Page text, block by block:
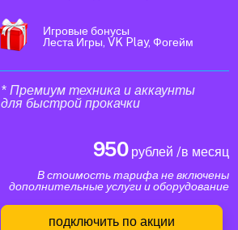
Игровые бонусы
Леста Игры, VK Play, Фогейм
* Премиум техника и аккаунты
для быстрой прокачки
950рублей /в месяц
В стоимость тарифа не включены
дополнительные услуги и оборудование
подключить по акции